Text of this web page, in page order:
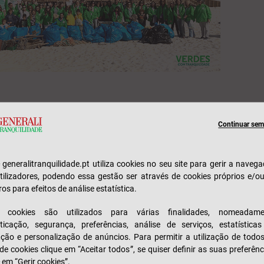
de praias na zona de Troia-Comporta no dia 20 de
Esta iniciativa de voluntariado ambiental reuniu cerca
e familiares que numa manhã retiraram 300 kg de
é um dos pilares da estratégia da
ambiental e social faz parte desse propósito.
Continuar
generalitranquilidade.pt utiliza cookies no seu site para gerir a
podendo essa gestão ser através de cookies próprios e/
para efeitos de análise estatística.
cookies são utilizados para várias finalidades,
segurança, preferências, análise de serviços,
e personalização de anúncios. Para permitir a utilização de
cookies clique em “Aceitar todos”, se quiser definir as suas
“Gerir cookies”.